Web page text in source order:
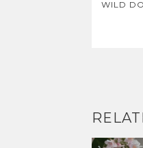
WILD